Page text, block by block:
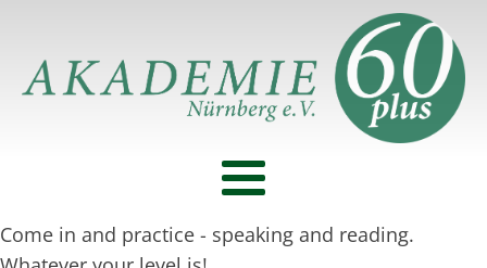
Come in and practice - speaking and reading.